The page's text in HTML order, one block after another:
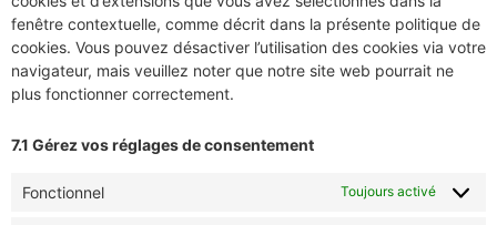
fenêtre contextuelle, comme décrit dans la présente politique de
cookies. Vous pouvez désactiver l’utilisation des cookies via votre
navigateur, mais veuillez noter que notre site web pourrait ne
plus fonctionner correctement.
7.1 Gérez vos réglages de consentement
Fonctionnel Toujours activé